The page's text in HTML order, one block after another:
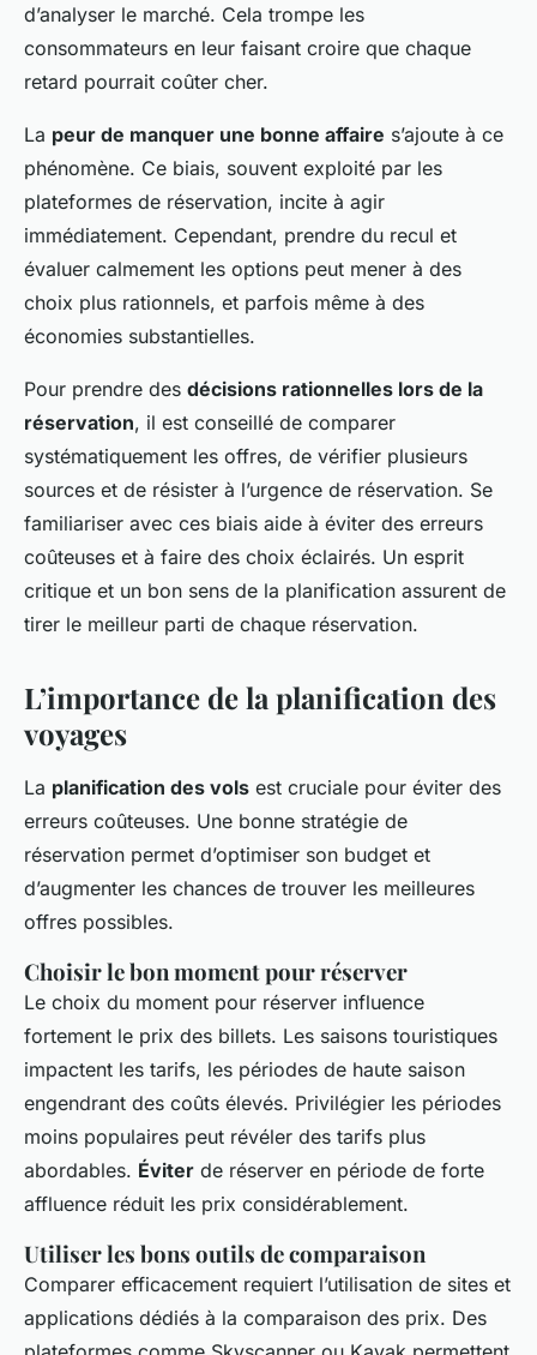
d’analyser le marché. Cela trompe les
consommateurs en leur faisant croire que chaque
retard pourrait coûter cher.
La peur de manquer une bonne affaire s’ajoute à ce
phénomène. Ce biais, souvent exploité par les
plateformes de réservation, incite à agir
immédiatement. Cependant, prendre du recul et
évaluer calmement les options peut mener à des
choix plus rationnels, et parfois même à des
économies substantielles.
Pour prendre des décisions rationnelles lors de la
réservation, il est conseillé de comparer
systématiquement les offres, de vérifier plusieurs
sources et de résister à l’urgence de réservation. Se
familiariser avec ces biais aide à éviter des erreurs
coûteuses et à faire des choix éclairés. Un esprit
critique et un bon sens de la planification assurent de
tirer le meilleur parti de chaque réservation.
L’importance de la planification des
voyages
La planification des vols est cruciale pour éviter des
erreurs coûteuses. Une bonne stratégie de
réservation permet d’optimiser son budget et
d’augmenter les chances de trouver les meilleures
offres possibles.
Choisir le bon moment pour réserver
Le choix du moment pour réserver influence
fortement le prix des billets. Les saisons touristiques
impactent les tarifs, les périodes de haute saison
engendrant des coûts élevés. Privilégier les périodes
moins populaires peut révéler des tarifs plus
abordables. Éviter de réserver en période de forte
affluence réduit les prix considérablement.
Utiliser les bons outils de comparaison
Comparer efficacement requiert l’utilisation de sites et
applications dédiés à la comparaison des prix. Des